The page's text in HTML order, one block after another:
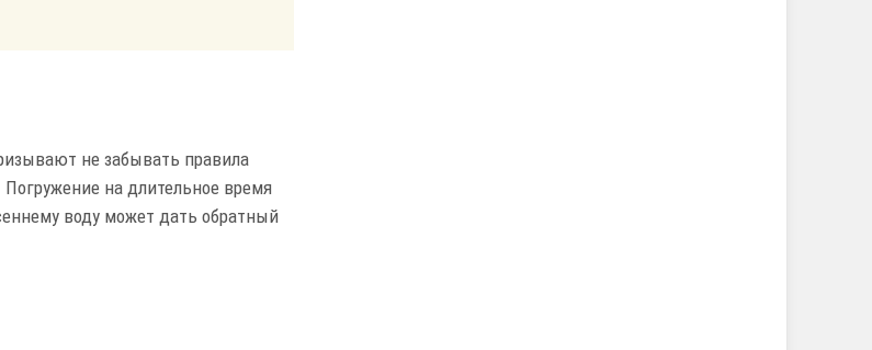
не забывать правила
на длительное время
воду может дать обратный